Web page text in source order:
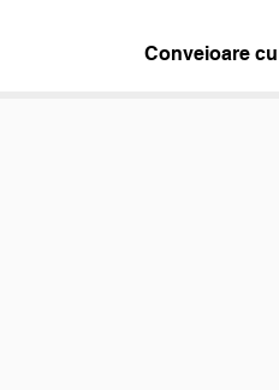
Conveioare